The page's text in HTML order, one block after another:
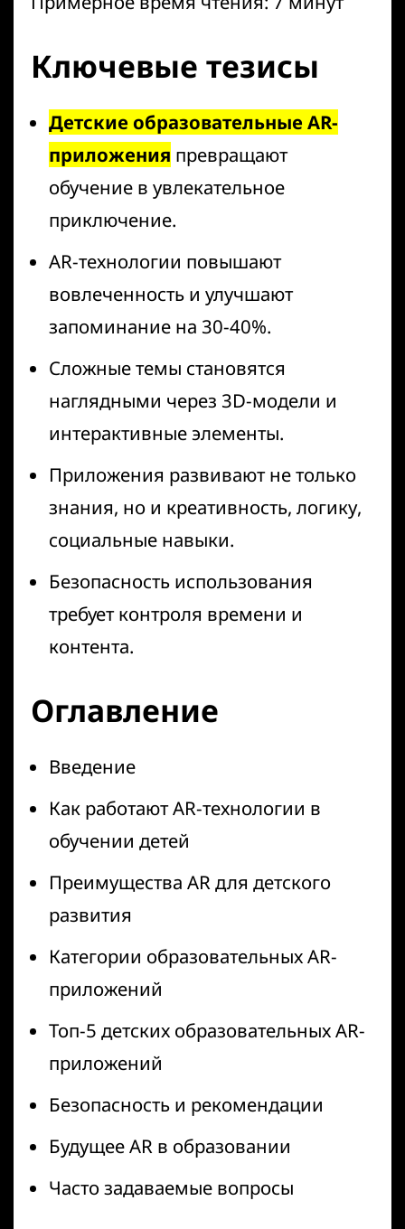
Ключевые тезисы
Детские образовательные AR-
приложения превращают
обучение в увлекательное
приключение.
AR-технологии повышают
вовлеченность и улучшают
запоминание на 30-40%.
Сложные темы становятся
наглядными через 3D-модели и
интерактивные элементы.
Приложения развивают не только
знания, но и креативность, логику,
социальные навыки.
Безопасность использования
требует контроля времени и
контента.
Оглавление
Введение
Как работают AR-технологии в
обучении детей
Преимущества AR для детского
развития
Категории образовательных AR-
приложений
Топ-5 детских образовательных AR-
приложений
Безопасность и рекомендации
Будущее AR в образовании
Часто задаваемые вопросы